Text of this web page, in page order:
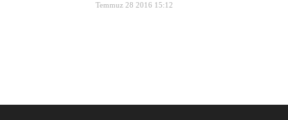
Temmuz 28 2016 15:12